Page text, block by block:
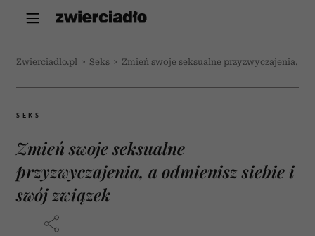
Zwierciadlo.pl > Seks > Zmień swoje seksualne przyzwyczajenia, a
SEKS
Zmień swoje seksualne
przyzwyczajenia, a odmienisz siebie i
swój związek